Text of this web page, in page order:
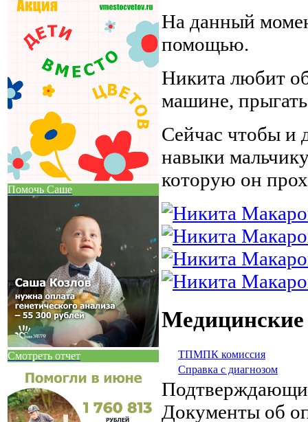
Помочь Саше
Смотреть отчет
На данный
помощью.
Никита любит
машине,
Сейчас чтобы и
навыки
которую он
ТПМПК комиссия
Справка с диагнозом
Документы об